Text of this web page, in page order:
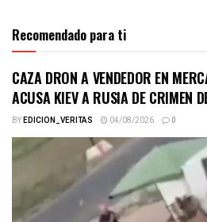
Recomendado para ti
CAZA DRON A VENDEDOR EN
ACUSA KIEV A RUSIA DE CRIMEN
BYEDICION_VERITAS 04/08/2026 0